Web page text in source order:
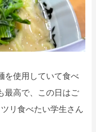
を使用していて食べ
最高で、この日はご
リ食べたい学生さん